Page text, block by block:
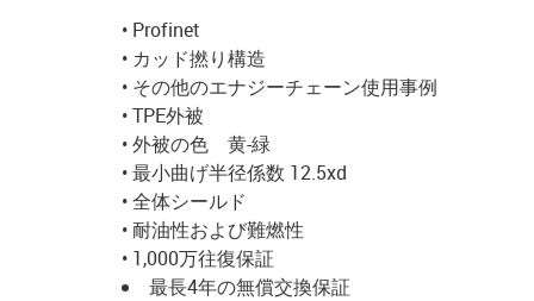
• Profinet
• カッド撚り構造
• その他のエナジーチェーン使用事例
• TPE外被
• 外被の色 黄-緑
• 最小曲げ半径係数 12.5xd
• 全体シールド
• 耐油性および難燃性
• 1,000万往復保証
最長4年の無償交換保証